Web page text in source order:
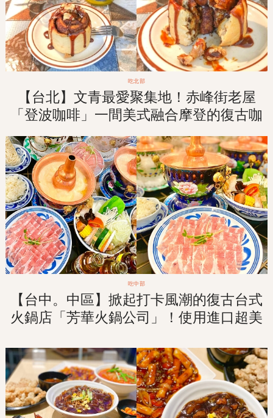
吃北部
【台北】文青最愛聚集地！赤峰街老屋
「登波咖啡」一間美式融合摩登的復古咖
啡廳！！
吃中部
【台中。中區】掀起打卡風潮的復古台式
火鍋店「芳華火鍋公司」！使用進口超美